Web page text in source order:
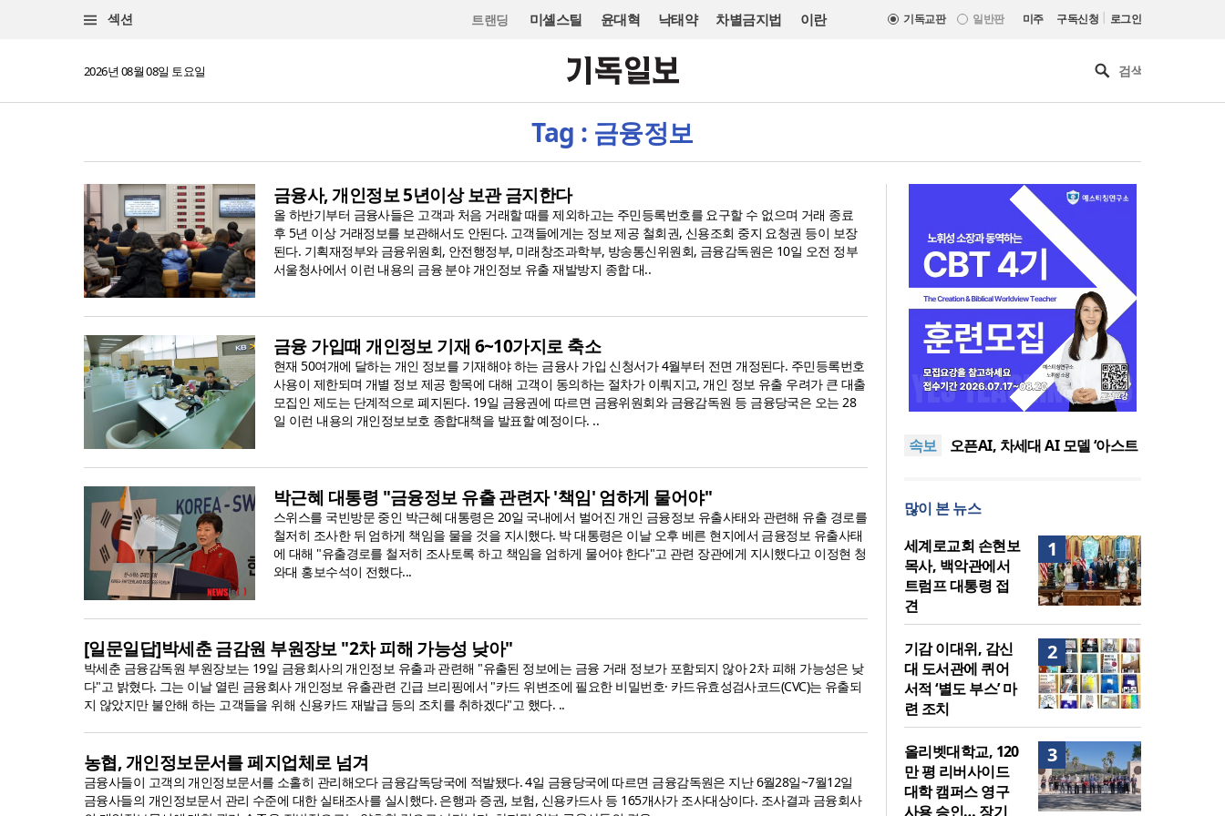
섹션 트랜딩 미셸스틸 윤대혁 낙태약 차별금지법 이란 기독교판 일반판 미주 구독신청 | 로그인
2026년 08월 08일 토요일
Tag : 금융정보
금융사, 개인정보 5년이상 보관 금지한다
올 하반기부터 금융사들은 고객과 처음 거래할 때를 제외하고는 주민등록번호를 요구할 수 없으며 거래 종료
후 5년 이상 거래정보를 보관해서도 안된다. 고객들에게는 정보 제공 철회권, 신용조회 중지 요청권 등이 보장
된다. 기획재정부와 금융위원회, 안전행정부, 미래창조과학부, 방송통신위원회, 금융감독원은 10일 오전 정부
서울청사에서 이런 내용의 금융 분야 개인정보 유출 재발방지 종합 대..
금융 가입때 개인정보 기재 6~10가지로 축소
현재 50여개에 달하는 개인 정보를 기재해야 하는 금융사 가입 신청서가 4월부터 전면 개정된다. 주민등록번호
사용이 제한되며 개별 정보 제공 항목에 대해 고객이 동의하는 절차가 이뤄지고, 개인 정보 유출 우려가 큰 대출
모집인 제도는 단계적으로 폐지된다. 19일 금융권에 따르면 금융위원회와 금융감독원 등 금융당국은 오는 28
일 이런 내용의 개인정보보호 종합대책을 발표할 예정이다. ..
박근혜 대통령 "금융정보 유출 관련자 '책임' 엄하게 물어야"
스위스를 국빈방문 중인 박근혜 대통령은 20일 국내에서 벌어진 개인 금융정보 유출사태와 관련해 유출 경로를
철저히 조사한 뒤 엄하게 책임을 물을 것을 지시했다. 박 대통령은 이날 오후 베른 현지에서 금융정보 유출사태
에 대해 "유출경로를 철저히 조사토록 하고 책임을 엄하게 물어야 한다"고 관련 장관에게 지시했다고 이정현 청
와대 홍보수석이 전했다...
[일문일답]박세춘 금감원 부원장보 "2차 피해 가능성 낮아"
박세춘 금융감독원 부원장보는 19일 금융회사의 개인정보 유출과 관련해 "유출된 정보에는 금융 거래 정보가 포함되지 않아 2차 피해 가능성은 낮
다"고 밝혔다. 그는 이날 열린 금융회사 개인정보 유출관련 긴급 브리핑에서 "카드 위변조에 필요한 비밀번호· 카드유효성검사코드(CVC)는 유출되
지 않았지만 불안해 하는 고객들을 위해 신용카드 재발급 등의 조치를 취하겠다"고 했다. ..
농협, 개인정보문서를 페지업체로 넘겨
금융사들이 고객의 개인정보문서를 소홀히 관리해오다 금융감독당국에 적발됐다. 4일 금융당국에 따르면 금융감독원은 지난 6월28일~7월12일
금융사들의 개인정보문서 관리 수준에 대한 실태조사를 실시했다. 은행과 증권, 보험, 신용카드사 등 165개사가 조사대상이다. 조사결과 금융회사
속보
기감 이대위, 감신대 도서관에
명… 전년 동기 대비 34.4% 감
오픈AI, 차세대 AI 모델 ‘아스트
찰 수사 11개월째
관측에 재차 반대… “미래세대
위한 국가적 자산”
기감 이대위, 감신대 도서관에
퀴어서적 ‘별도 부스’ 마련 조치
2026년 상반기 탈북민 입국 63
명… 전년 동기 대비 34.4% 감
소
많이 본 뉴스
1
세계로교회 손현보
목사, 백악관에서
트럼프 대통령 접
견
2
기감 이대위, 감신
대 도서관에 퀴어
서적 ‘별도 부스’ 마
련 조치
3
올리벳대학교, 120
만 평 리버사이드
대학 캠퍼스 영구
사용 승인… 장기